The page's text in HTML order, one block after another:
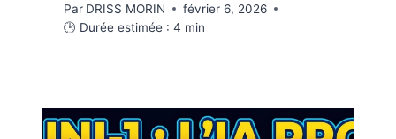
Par DRISS MORIN
février 6, 2026
🕒 Durée estimée : 4 min